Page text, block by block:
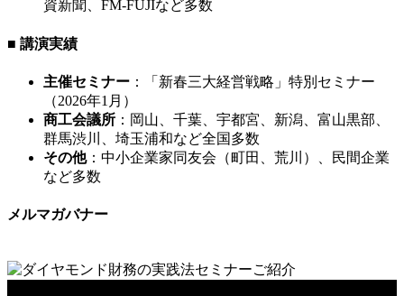
資新聞、FM-FUJIなど多数
■ 講演実績
主催セミナー ：「新春三大経営戦略」特別セミナー
（2026年1月）
商工会議所 ：岡山、千葉、宇都宮、新潟、富山黒部、
群馬渋川、埼玉浦和など全国多数
その他：中小企業家同友会（町田、荒川）、民間企業
など多数
メルマガバナー